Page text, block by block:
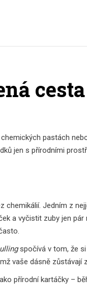
pastách
jen s přírodními
chemikálií. Jedním z
a vyčistit zuby jen
spočívá v tom, že
vaše dásně zůstávají
přírodní kartáčky –